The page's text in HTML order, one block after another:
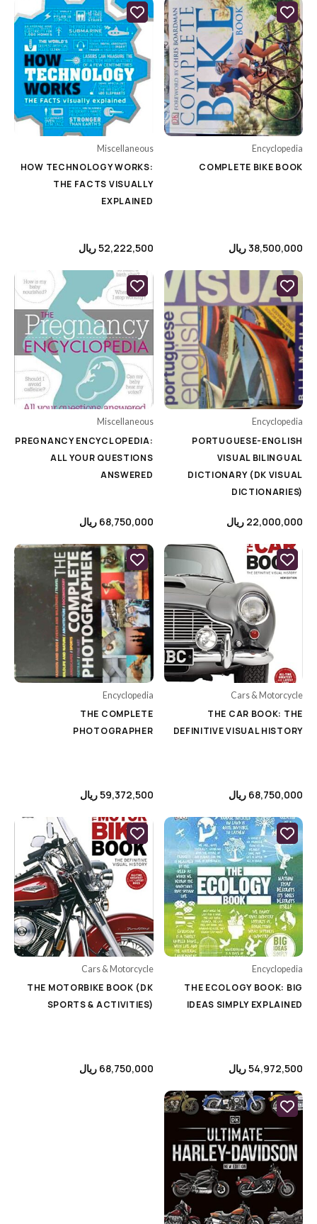
DK
Hirmer
Miscellaneous
Motorbooks
Penguin
Skira
Taschen
teNeues
Category
Uncategorized
Animation's Art Books
Architecture
Biography
Cars & Motorcycle
Cinema, Music & Photography
Comics & Manga
Design
Encyclopedia
Entertainment
Fantasy Fiction
Fashion
General Arts
Graphic Design
History
Iranian Art & History
Kids & Teens
Literature
Miscellaneous
Notebooks
Painting
Science & Technology
Self Help
Sports
Price
2£
-
9000000 £
Encyclopedia
COMPLETE BIKE BOOK
38,500,000ریال
Miscellaneous
HOW TECHNOLOGY WORKS:
THE FACTS VISUALLY
EXPLAINED
52,222,500ریال
Encyclopedia
PORTUGUESE-ENGLISH
VISUAL BILINGUAL
DICTIONARY (DK VISUAL
DICTIONARIES)
22,000,000 ریال
Miscellaneous
PREGNANCY ENCYCLOPEDIA:
ALL YOUR QUESTIONS
ANSWERED
68,750,000 ریال
Cars & Motorcycle
THE CAR BOOK: THE
DEFINITIVE VISUAL HISTORY
68,750,000 ریال
Encyclopedia
THE COMPLETE
PHOTOGRAPHER
59,372,500ریال
Encyclopedia
THE ECOLOGY BOOK: BIG
IDEAS SIMPLY EXPLAINED
54,972,500ریال
Cars & Motorcycle
THE MOTORBIKE BOOK (DK
SPORTS & ACTIVITIES)
68,750,000 ریال